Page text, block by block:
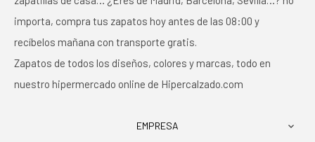
importa, compra tus zapatos hoy antes de las 08:00 y
recíbelos mañana con transporte gratis.
Zapatos de todos los diseños, colores y marcas, todo en
nuestro hipermercado online de Hipercalzado.com
EMPRESA 